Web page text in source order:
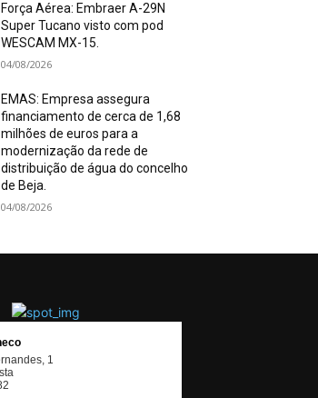
Força Aérea: Embraer A-29N
Super Tucano visto com pod
WESCAM MX-15.
04/08/2026
EMAS: Empresa assegura
financiamento de cerca de 1,68
milhões de euros para a
modernização da rede de
distribuição de água do concelho
de Beja.
04/08/2026